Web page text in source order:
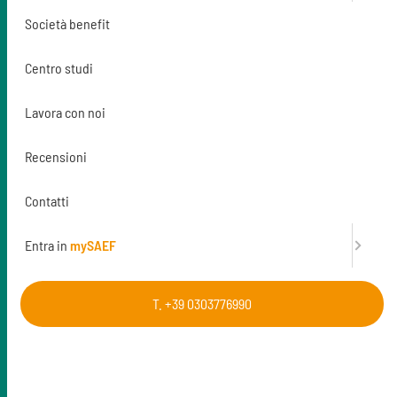
Società benefit
Centro studi
Lavora con noi
Recensioni
Contatti
Entra in mySAEF
T. +39 0303776990